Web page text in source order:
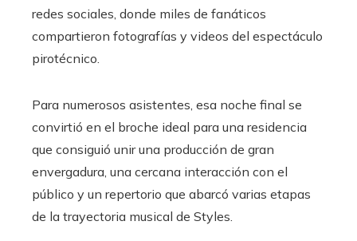
redes sociales, donde miles de fanáticos
compartieron fotografías y videos del espectáculo
pirotécnico.
Para numerosos asistentes, esa noche final se
convirtió en el broche ideal para una residencia
que consiguió unir una producción de gran
envergadura, una cercana interacción con el
público y un repertorio que abarcó varias etapas
de la trayectoria musical de Styles.